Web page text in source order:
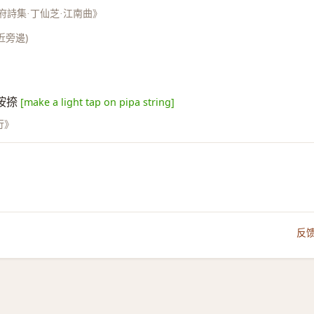
詩集·丁仙芝·江南曲》
旁邊)
捺 [make a light tap on pipa string]
反